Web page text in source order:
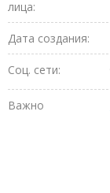
лица:
Дата создания:
Соц. сети:
Важно